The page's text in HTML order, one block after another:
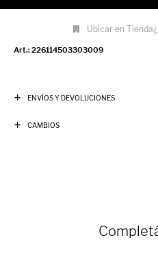
Ubicar en Tienda
226114503303009
ENVÍOS Y DEVOLUCIONES
CAMBIOS